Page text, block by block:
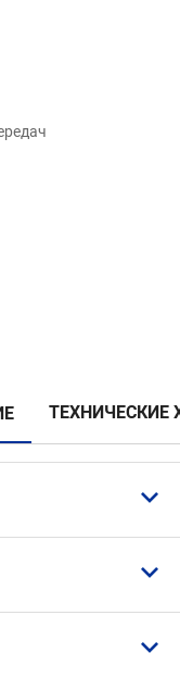
ТЕХНИЧЕСКИЕ